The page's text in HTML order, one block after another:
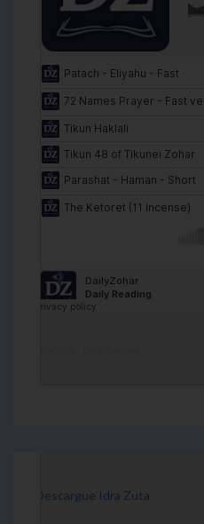
[Descargue Idra Zuta